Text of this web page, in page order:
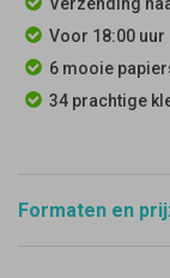
Voor 18:00
6 mooie
34 prachtige
Formaten en